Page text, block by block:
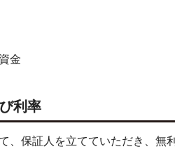
金
利率
、保証人を立てていただき、無